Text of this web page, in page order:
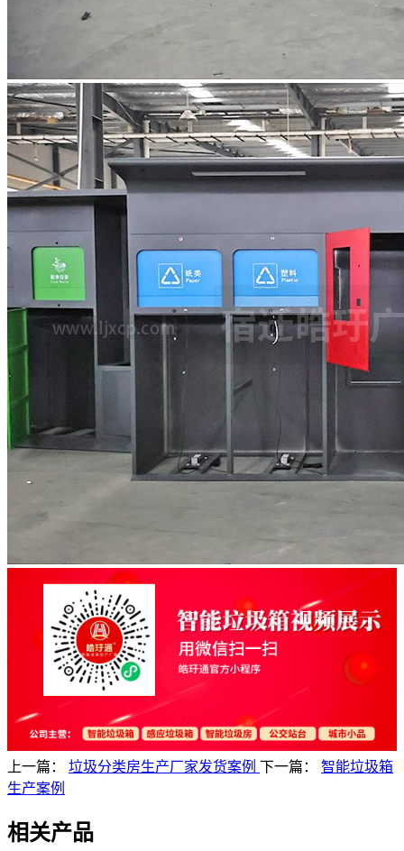
上一篇： 垃圾分类房生产厂家发货案例 下一篇： 智能垃圾箱
生产案例
相关产品